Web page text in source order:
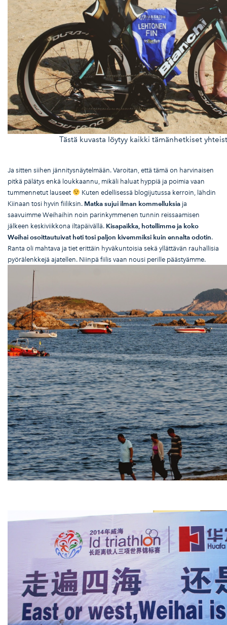
Tästä kuvasta löytyy kaikki tämänhetkiset
Ja sitten siihen jännitysnäytelmään. Varoitan, että tämä on harvinaisen
pitkä pälätys enkä loukkaannu, mikäli haluat hyppiä ja poimia vaan
tummennetut lauseet
Kuten edellisessä blogijutussa kerroin, lähdin
Kiinaan tosi hyvin fiiliksin. Matka sujui ilman kommelluksia ja
saavuimme Weihaihin noin parinkymmenen tunnin reissaamisen
jälkeen keskiviikkona iltapäivällä. Kisapaikka, hotellimme ja koko
Weihai osoittautuivat heti tosi paljon kivemmiksi kuin ennalta odotin.
Ranta oli mahtava ja tiet erittäin hyväkuntoisia sekä yllättävän rauhallisia
pyörälenkkejä ajatellen. Niinpä fiilis vaan nousi perille päästyämme.